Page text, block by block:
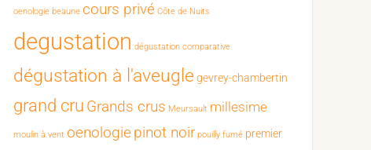
oenologie beaune cours privé Côte de Nuits
degustation dégustation comparative
dégustation à l'aveugle gevrey-chambertin
grand cru Grands crus Meursault millesime
moulin à vent oenologiepinot noir pouilly fumé premier